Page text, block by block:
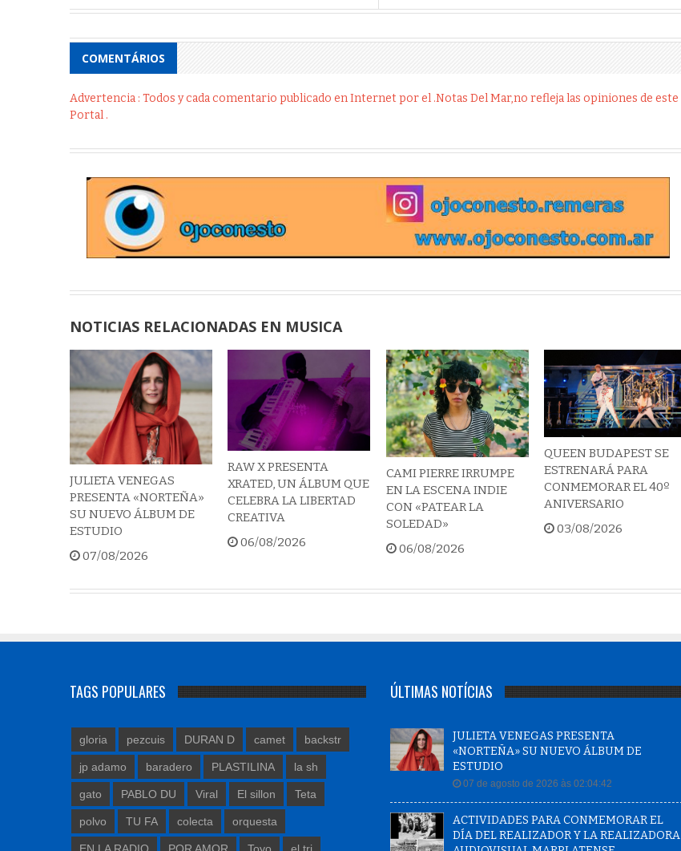
COMENTÁRIOS
Advertencia : Todos y cada comentario publicado en Internet por el .Notas Del Mar,no refleja las opiniones de este
Portal .
NOTICIAS RELACIONADAS EN MUSICA
JULIETA VENEGAS
PRESENTA «NORTEÑA»
SU NUEVO ÁLBUM DE
ESTUDIO
07/08/2026
RAW X PRESENTA
XRATED, UN ÁLBUM QUE
CELEBRA LA LIBERTAD
CREATIVA
06/08/2026
CAMI PIERRE IRRUMPE
EN LA ESCENA INDIE
CON «PATEAR LA
SOLEDAD»
06/08/2026
QUEEN BUDAPEST SE
ESTRENARÁ PARA
CONMEMORAR EL 40º
ANIVERSARIO
03/08/2026
TAGS POPULARES
gloria pezcuis DURAN D camet backstr
jp adamo baradero PLASTILINA la sh
gato PABLO DU Viral El sillon Teta
polvo TU FA colecta orquesta
EN LA RADIO POR AMOR Toyo el tri
ÚLTIMAS NOTÍCIAS
JULIETA VENEGAS PRESENTA
«NORTEÑA» SU NUEVO ÁLBUM DE
ESTUDIO
07 de agosto de 2026 às 02:04:42
ACTIVIDADES PARA CONMEMORAR EL
DÍA DEL REALIZADOR Y LA REALIZADORA